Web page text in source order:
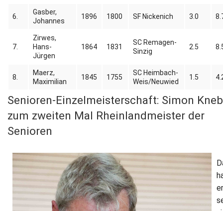
6.
Gasber,
Johannes
1896 1800 SF Nickenich 3.0
7.
Zirwes,
Hans-
Jürgen
1864 1831
SC Remagen-
Sinzig
2.5
8.
Maerz,
Maximilian
1845 1755
SC Heimbach-
Weis/Neuwied
1.5
Senioren-Einzelmeisterschaft: Simon
zum zweiten Mal Rheinlandmeister der
Senioren
er